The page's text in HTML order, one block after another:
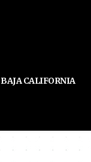
BAJA CALIFORNIA